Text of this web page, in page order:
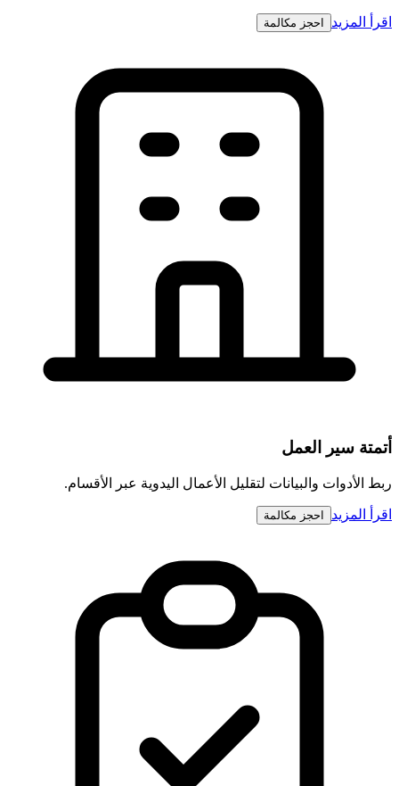
اقرأ المزيد احجز مكالمة
أتمتة سير العمل
ربط الأدوات والبيانات لتقليل الأعمال اليدوية عبر الأقسام.
اقرأ المزيد احجز مكالمة